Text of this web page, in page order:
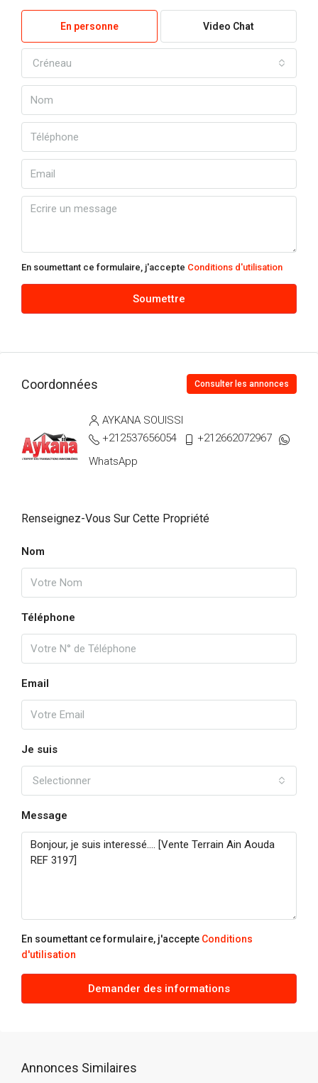
En personne Video Chat
Créneau
En soumettant ce formulaire, j'accepte Conditions d'utilisation
Soumettre
Coordonnées Consulter les annonces
AYKANA SOUISSI
+212537656054
+212662072967
WhatsApp
Renseignez-Vous Sur Cette Propriété
Nom
Téléphone
Email
Je suis
Selectionner
Message
En soumettant ce formulaire, j'accepte Conditions
d'utilisation
Demander des informations
Annonces Similaires